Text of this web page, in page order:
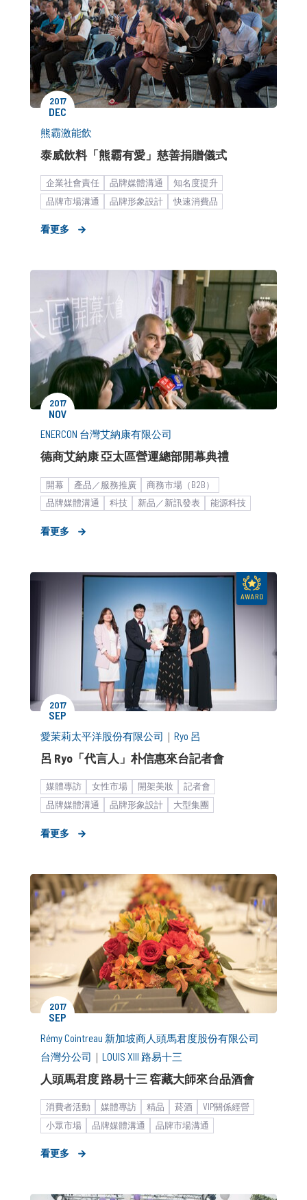
2017
DEC
熊霸激能飲
泰威飲料「熊霸有愛」慈善捐贈儀式
企業社會責任 品牌媒體溝通
知名度提升
品牌市場溝通
品牌形象設計
快速消費品
新聞稿
看更多
2017
NOV
ENERCON 台灣艾納康有限公司
德商艾納康 亞太區營運總部開幕典禮
開幕 產品／服務推廣
商務市場（B2B）
品牌媒體溝通
科技 新品／新訊發表
能源科技
看更多
2017
SEP
愛茉莉太平洋股份有限公司 ｜ Ryo 呂
呂 Ryo「代言人」朴信惠來台記者會
媒體專訪 女性市場 開架美妝
記者會
品牌媒體溝通
品牌形象設計
大型集團
藝人合作
看更多
2017
SEP
Rémy Cointreau 新加坡商人頭馬君度股份有限公司
台灣分公司 ｜ LOUIS XIII 路易十三
人頭馬君度 路易十三 窖藏大師來台品酒會
消費者活動 媒體專訪 精品 菸酒
VIP關係經營
小眾市場
品牌媒體溝通
品牌市場溝通
看更多